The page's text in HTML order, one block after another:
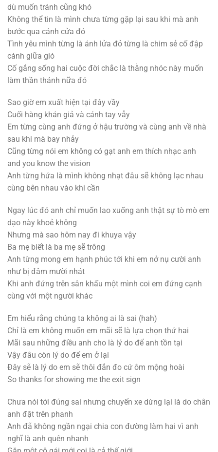
dù muốn tránh cũng khó
Không thể tin là mình chưa từng gặp lại sau khi mà anh
bước qua cánh cửa đó
Tình yêu mình từng là ánh lửa đỏ từng là chim sẻ cố đập
cánh giữa gió
Cố gắng sống hai cuộc đời chắc là thằng nhóc này muốn
làm thần thánh nữa đó
Sao giờ em xuất hiện tại đây vầy
Cuối hàng khán giả và cánh tay vẫy
Em từng cùng anh đứng ở hậu trường và cùng anh về nhà
sau khi mà bay nhảy
Cũng từng nói em không có gạt anh em thích nhạc anh
and you know the vision
Anh từng hứa là mình không nhạt đâu sẽ không lạc nhau
cùng bên nhau vào khi cần
Ngay lúc đó anh chỉ muốn lao xuống anh thật sự tò mò em
dạo này khoẻ không
Nhưng mà sao hôm nay đi khuya vậy
Ba mẹ biết là ba mẹ sẽ trông
Anh từng mong em hạnh phúc tới khi em nở nụ cười anh
như bị đâm mười nhát
Khi anh đứng trên sân khấu một mình coi em đứng cạnh
cùng với một người khác
Em hiểu rằng chúng ta không ai là sai (hah)
Chỉ là em không muốn em mãi sẽ là lựa chọn thứ hai
Mãi sau những điều anh cho là lý do để anh tồn tại
Vậy đâu còn lý do để em ở lại
Đây sẽ là lý do em sẽ thôi đắn đo cứ ôm mộng hoài
So thanks for showing me the exit sign
Chưa nói tới đúng sai nhưng chuyến xe dừng lại là do chân
anh đặt trên phanh
Anh đã không ngần ngại chia con đường làm hai vì anh
nghĩ là anh quên nhanh